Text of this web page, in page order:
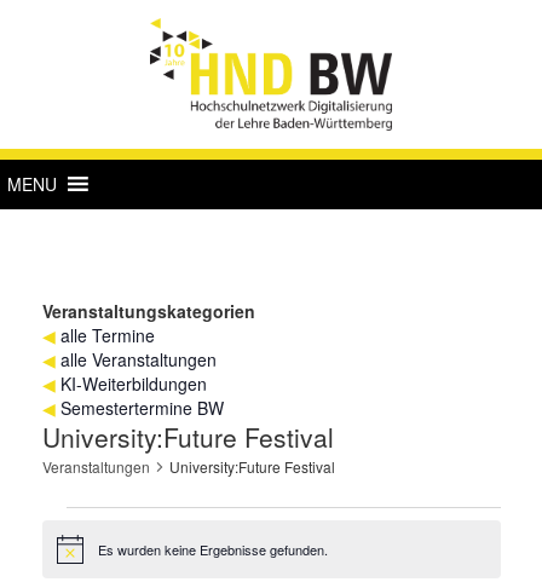
MENU
Veranstaltungskategorien
◀ alle Termine
◀ alle Veranstaltungen
◀ KI-Weiterbildungen
◀ Semestertermine BW
University:Future Festival
Veranstaltungen University:Future Festival
Veranstaltungen
HinweisEs wurden keine Ergebnisse gefunden.